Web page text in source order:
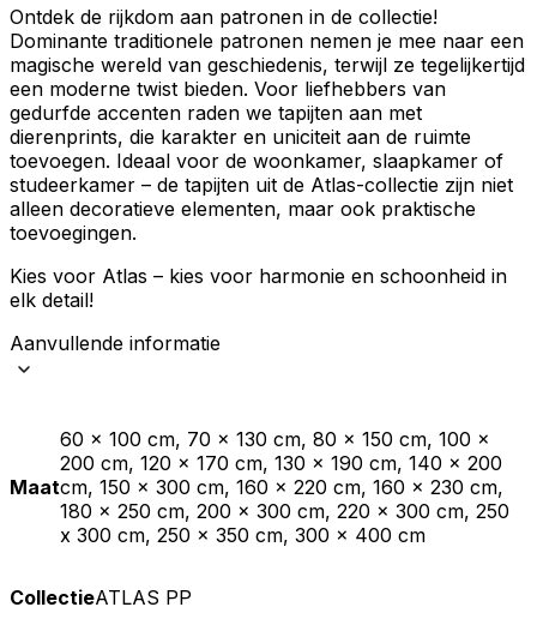
Ontdek de rijkdom aan patronen in de collectie!
Dominante traditionele patronen nemen je mee naar een
magische wereld van geschiedenis, terwijl ze tegelijkertijd
een moderne twist bieden. Voor liefhebbers van
gedurfde accenten raden we tapijten aan met
dierenprints, die karakter en uniciteit aan de ruimte
toevoegen. Ideaal voor de woonkamer, slaapkamer of
studeerkamer – de tapijten uit de Atlas-collectie zijn niet
alleen decoratieve elementen, maar ook praktische
toevoegingen.
Kies voor Atlas – kies voor harmonie en schoonheid in
elk detail!
Aanvullende informatie
Maat
60 x 100 cm, 70 x 130 cm, 80 x 150 cm, 100 x
200 cm, 120 x 170 cm, 130 x 190 cm, 140 x 200
cm, 150 x 300 cm, 160 x 220 cm, 160 x 230 cm,
180 x 250 cm, 200 x 300 cm, 220 x 300 cm, 250
x 300 cm, 250 x 350 cm, 300 x 400 cm
CollectieATLAS PP